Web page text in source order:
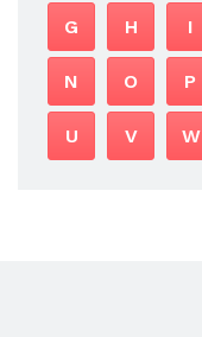
G H I
N O P
U V W